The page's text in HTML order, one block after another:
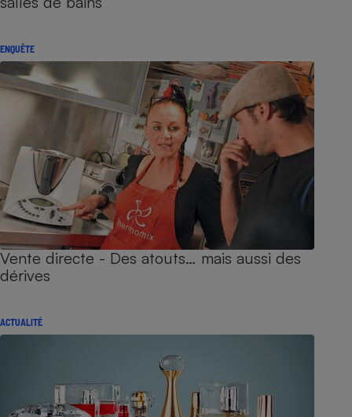
ENQUÊTE
Vente directe - Des atouts… mais aussi des
dérives
ACTUALITÉ